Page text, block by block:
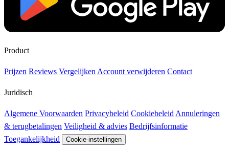
Product
Prijzen Reviews Vergelijken Account verwijderen Contact
Juridisch
Algemene Voorwaarden Privacybeleid Cookiebeleid Annuleringen
& terugbetalingen Veiligheid & advies Bedrijfsinformatie
Toegankelijkheid
Cookie-instellingen